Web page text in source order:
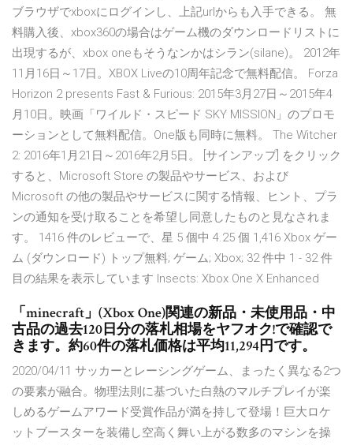
ブラウザでxboxにログインし、上記urlからも入手できる。 無
料購入後、xbox360の場合はゲーム機のダウンロードリストに
出現するが、xbox oneもそうなンかはシラン(silane)。 2012年
11月16日～17日。XBOX Liveの10周年記念で無料配信。 Forza
Horizon 2 presents Fast & Furious: 2015年3月27日～2015年4
月10日。映画「ワイルド・スピード SKY MISSION」のプロモ
ーションとして無料配信。One版も同時に無料。 The Witcher
2: 2016年1月21日～2016年2月5日。 [サインアップ] をクリック
すると、Microsoft Store の製品やサービス、および
Microsoft の他の製品やサービスに関する情報、ヒント、プラ
ンの通知を受け取ることを希望し同意したものと見なされま
す。 1416 件のレビューで、星 5 個中 4.25 個 1,416 Xbox ゲー
ム (ダウンロード) トップ無料; ゲーム; Xbox; 32 件中 1 - 32 件
目の結果を表示しています Insects: Xbox One X Enhanced
「minecraft」(Xbox One)関連の新品・未使用品・中
古品の過去120日分の落札相場をヤフオク!で確認で
きます。約60件の落札価格は平均11,294円です。
2020/04/11 サッカーとレーシングゲーム、まったく異なる2つ
の要素が融合。物理法則に基づいた白熱のマルチプレイが楽
しめるゲームアワード受賞作品が満を持して登場！巨大ロケ
ットブースターを装備し空高く舞い上がる数多のマシンを操